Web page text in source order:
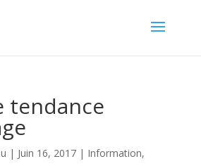
tendance
| Juin 16, 2017| Information,